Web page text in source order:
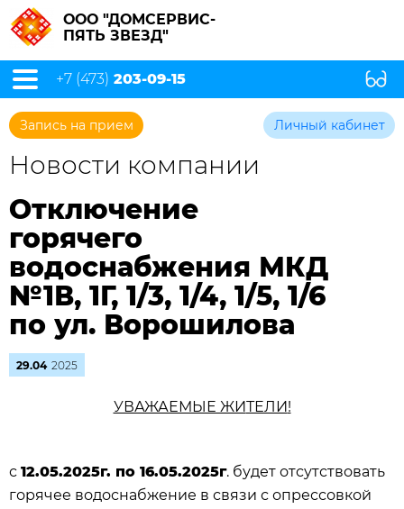
ООО "ДОМСЕРВИС-
ПЯТЬ ЗВЕЗД"
+7 (473) 203-09-15
Запись на прием Личный кабинет
Новости компании
Отключение
горячего
водоснабжения МКД
№1В, 1Г, 1/3, 1/4, 1/5, 1/6
по ул. Ворошилова
29.04 2025
УВАЖАЕМЫЕ ЖИТЕЛИ!
с 12.05.2025г. по 16.05.2025г. будет отсутствовать
горячее водоснабжение в связи с опрессовкой